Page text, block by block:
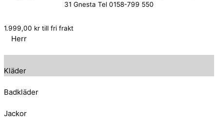
31 Gnesta Tel 0158-799 550
1.999,00 kr till fri frakt
Herr
Kläder
Badkläder
Jackor